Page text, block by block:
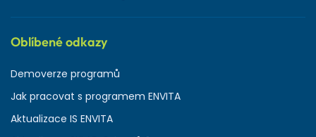
Oblíbené odkazy
Demoverze programů
Jak pracovat s programem ENVITA
Aktualizace IS ENVITA